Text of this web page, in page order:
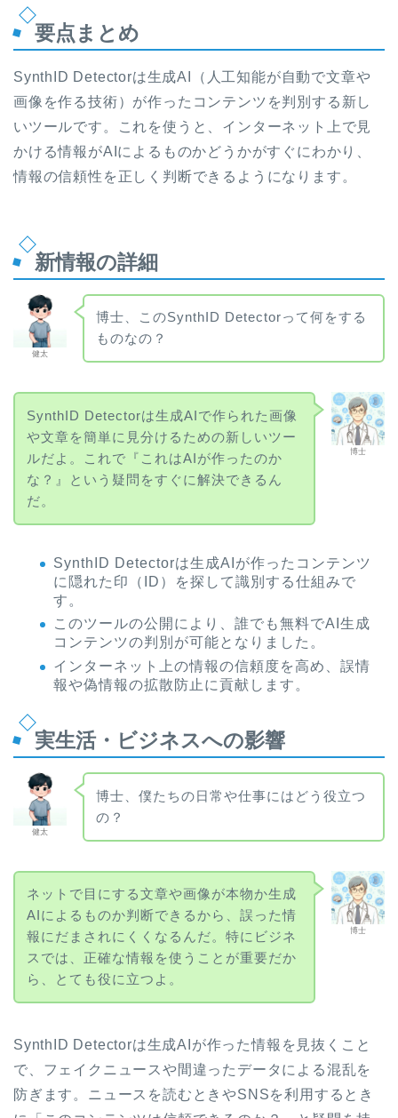
要点まとめ
SynthID Detectorは生成AI（人工知能が自動で文章や
画像を作る技術）が作ったコンテンツを判別する新し
いツールです。これを使うと、インターネット上で見
かける情報がAIによるものかどうかがすぐにわかり、
情報の信頼性を正しく判断できるようになります。
新情報の詳細
健太
博士、このSynthID Detectorって何をする
ものなの？
博士
SynthID Detectorは生成AIで作られた画像
や文章を簡単に見分けるための新しいツー
ルだよ。これで『これはAIが作ったのか
な？』という疑問をすぐに解決できるん
だ。
SynthID Detectorは生成AIが作ったコンテンツ
に隠れた印（ID）を探して識別する仕組みで
す。
このツールの公開により、誰でも無料でAI生成
コンテンツの判別が可能となりました。
インターネット上の情報の信頼度を高め、誤情
報や偽情報の拡散防止に貢献します。
実生活・ビジネスへの影響
健太
博士、僕たちの日常や仕事にはどう役立つ
の？
博士
ネットで目にする文章や画像が本物か生成
AIによるものか判断できるから、誤った情
報にだまされにくくなるんだ。特にビジネ
スでは、正確な情報を使うことが重要だか
ら、とても役に立つよ。
SynthID Detectorは生成AIが作った情報を見抜くこと
で、フェイクニュースや間違ったデータによる混乱を
防ぎます。ニュースを読むときやSNSを利用するとき